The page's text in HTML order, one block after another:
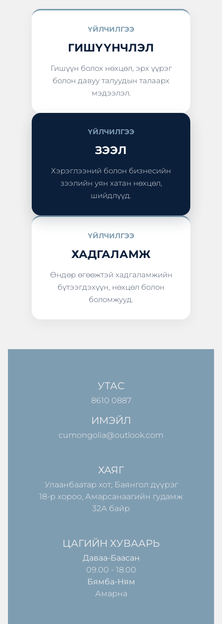
ҮЙЛЧИЛГЭЭ
ГИШҮҮНЧЛЭЛ
Гишүүн болох нөхцөл, эрх үүрэг
болон давуу талуудын талаарх
мэдээлэл.
ҮЙЛЧИЛГЭЭ
ЗЭЭЛ
Хэрэглээний болон бизнесийн
зээлийн уян хатан нөхцөл,
шийдлүүд.
ҮЙЛЧИЛГЭЭ
ХАДГАЛАМЖ
Өндөр өгөөжтэй хадгаламжийн
бүтээгдэхүүн, нөхцөл болон
боломжууд.
УТАС
8610 0887
ИМЭЙЛ
cumongolia@outlook.com
ХАЯГ
Улаанбаатар хот, Баянгол дүүрэг
18-р хороо, Амарсанаагийн гудамж
32А байр
ЦАГИЙН ХУВААРЬ
Даваа-Баасан
09.00 - 18.00
Бямба-Ням
Амарна